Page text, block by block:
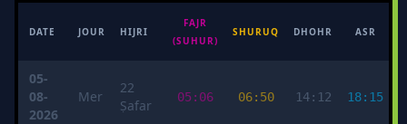
DATE JOUR HIJRI
FAJR
(SUHUR)
SHURUQ DHOHR ASR
05-
08-
2026
Mer
22
Ṣafar
05:06 06:50 14:12 18:15